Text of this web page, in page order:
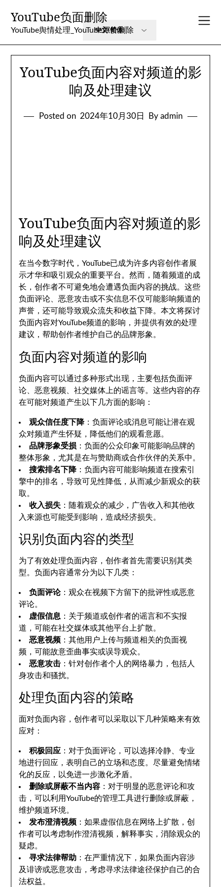
content
YouTube负面删除
YouTube舆情处理_YouTube评价删除
YouTube负面内容对频道的影
响及处理建议
Posted on 2024年10月30日 By admin
YouTube负面内容对频道的影
响及处理建议
在当今数字时代，YouTube已成为许多内容创作者展
示才华和吸引观众的重要平台。然而，随着频道的成
长，创作者不可避免地会遭遇负面内容的挑战。这些
负面评论、恶意攻击或不实信息不仅可能影响频道的
声誉，还可能导致观众流失和收益下降。本文将探讨
负面内容对YouTube频道的影响，并提供有效的处理
建议，帮助创作者维护自己的品牌形象。
负面内容对频道的影响
负面内容可以通过多种形式出现，主要包括负面评
论、恶意视频、社交媒体上的谣言等。这些内容的存
在可能对频道产生以下几方面的影响：
观众信任度下降：负面评论或消息可能让潜在观
众对频道产生怀疑，降低他们的观看意愿。
品牌形象受损 ：负面的公众印象可能影响品牌的
整体形象，尤其是在与赞助商或合作伙伴的关系中。
搜索排名下降：负面内容可能影响频道在搜索引
擎中的排名，导致可见性降低，从而减少新观众的获
取。
收入损失 ：随着观众的减少，广告收入和其他收
入来源也可能受到影响，造成经济损失。
识别负面内容的类型
为了有效处理负面内容，创作者首先需要识别其类
型。负面内容通常分为以下几类：
负面评论：观众在视频下方留下的批评性或恶意
评论。
虚假信息 ：关于频道或创作者的谣言和不实报
道，可能在社交媒体或其他平台上扩散。
恶意视频 ：其他用户上传与频道相关的负面视
频，可能故意歪曲事实或误导观众。
恶意攻击 ：针对创作者个人的网络暴力，包括人
身攻击和骚扰。
处理负面内容的策略
面对负面内容，创作者可以采取以下几种策略来有效
应对：
积极回应 ：对于负面评论，可以选择冷静、专业
地进行回应，表明自己的立场和态度。尽量避免情绪
化的反应，以免进一步激化矛盾。
删除或屏蔽不当内容 ：对于明显的恶意评论和攻
击，可以利用YouTube的管理工具进行删除或屏蔽，
维护频道环境。
发布澄清视频 ：如果虚假信息在网络上扩散，创
作者可以考虑制作澄清视频，解释事实，消除观众的
疑虑。
寻求法律帮助 ：在严重情况下，如果负面内容涉
及诽谤或恶意攻击，考虑寻求法律途径保护自己的合
法权益。